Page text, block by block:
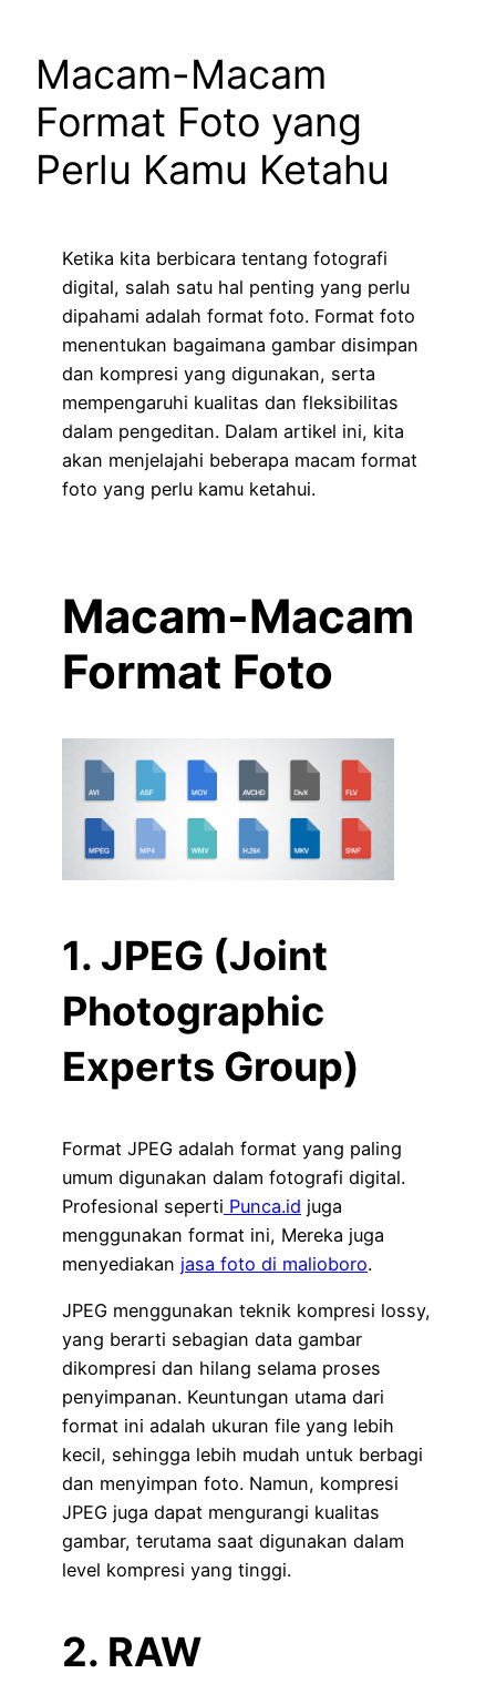
Macam-Macam
Format Foto yang
Perlu Kamu Ketahu
Ketika kita berbicara tentang fotografi
digital, salah satu hal penting yang perlu
dipahami adalah format foto. Format foto
menentukan bagaimana gambar disimpan
dan kompresi yang digunakan, serta
mempengaruhi kualitas dan fleksibilitas
dalam pengeditan. Dalam artikel ini, kita
akan menjelajahi beberapa macam format
foto yang perlu kamu ketahui.
Macam-Macam
Format Foto
1. JPEG (Joint
Photographic
Experts Group)
Format JPEG adalah format yang paling
umum digunakan dalam fotografi digital.
Profesional seperti Punca.id juga
menggunakan format ini, Mereka juga
menyediakan jasa foto di malioboro.
JPEG menggunakan teknik kompresi lossy,
yang berarti sebagian data gambar
dikompresi dan hilang selama proses
penyimpanan. Keuntungan utama dari
format ini adalah ukuran file yang lebih
kecil, sehingga lebih mudah untuk berbagi
dan menyimpan foto. Namun, kompresi
JPEG juga dapat mengurangi kualitas
gambar, terutama saat digunakan dalam
level kompresi yang tinggi.
2. RAW